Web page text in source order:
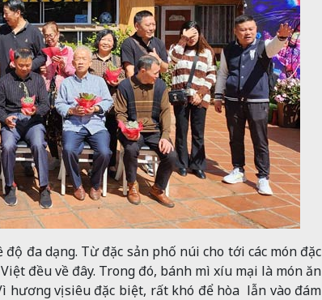
đa dạng. Từ đặc sản phố núi cho tới các món đặc
đều về đây. Trong đó, bánh mì xíu mại là món ăn
hương vị siêu đặc biệt, rất khó để hòa lẫn vào đám